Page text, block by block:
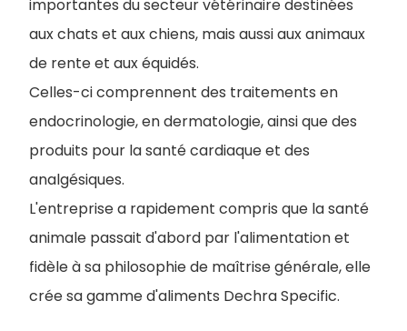
importantes du secteur vétérinaire destinées
aux chats et aux chiens, mais aussi aux animaux
de rente et aux équidés.
Celles-ci comprennent des traitements en
endocrinologie, en dermatologie, ainsi que des
produits pour la santé cardiaque et des
analgésiques.
L'entreprise a rapidement compris que la santé
animale passait d'abord par l'alimentation et
fidèle à sa philosophie de maîtrise générale, elle
crée sa gamme d'aliments Dechra Specific.